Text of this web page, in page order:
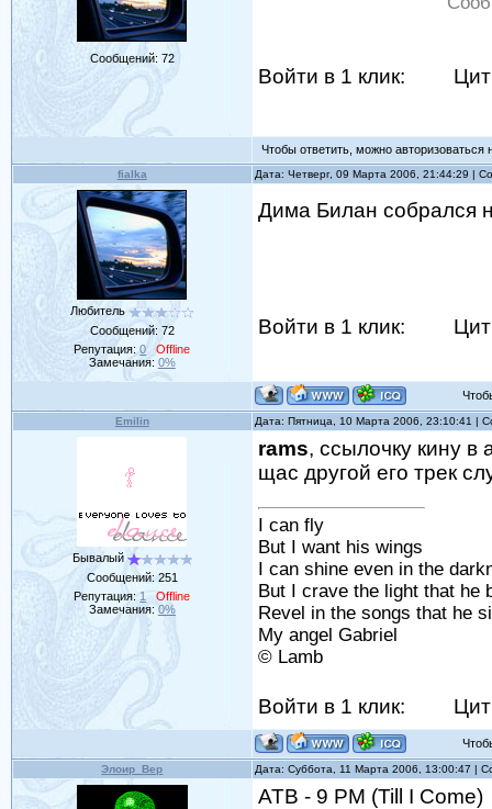
Сообщений: 72
Войти в 1 клик:
Чтобы ответить, можно авторизоваться
fialka Дата: Четверг, 09 Марта 2006, 21:44:29 |
Любитель
Сообщений: 72
Репутация:0
Offline
Замечания: 0%
Дима Билан собрался
Войти в 1 клик:
Emilin Дата: Пятница, 10 Марта 2006, 23:10:41 |
Бывалый
Сообщений: 251
Репутация: 1
Offline
Замечания: 0%
rams, ссылочку кину в
щас другой его трек
I can fly
But I want his wings
I can shine even in the
But I crave the light that he
Revel in the songs that he
My angel Gabriel
© Lamb
Войти в 1 клик:
Элоир_Вер Дата: Суббота, 11 Марта 2006, 13:00:47 |
ATB - 9 PM (Till I Come)